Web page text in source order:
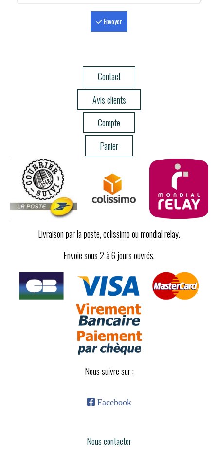
Envoyer
Contact
Avis clients
Compte
Panier
Livraison par la poste, colissimo ou mondial relay.
Envoie sous 2 à 6 jours ouvrés.
Nous suivre sur :
 Facebook
Nous contacter